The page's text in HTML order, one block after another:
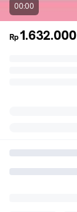
00:00
Rp1.632.000